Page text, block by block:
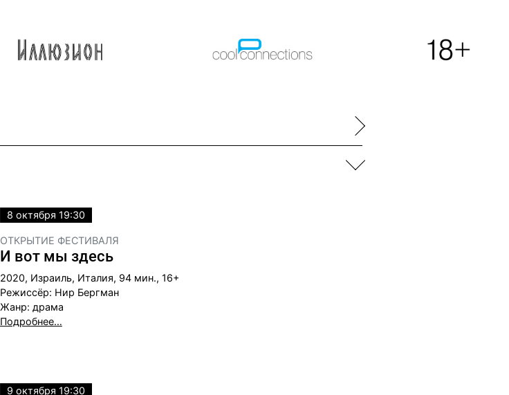
8 октября 19:30
ОТКРЫТИЕ ФЕСТИВАЛЯ
И вот мы здесь
2020, Израиль, Италия, 94 мин., 16+
Режиссёр: Нир Бергман
Жанр: драма
Подробнее…
9 октября 19:30